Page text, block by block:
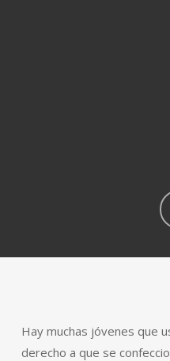
Hay muchas jóvenes que
derecho a que se